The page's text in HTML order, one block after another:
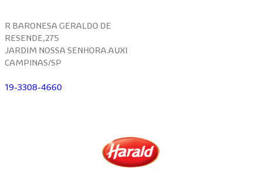
R BARONESA GERALDO DE
RESENDE,275
JARDIM NOSSA SENHORA.AUXI
CAMPINAS/SP
19-3308-4660